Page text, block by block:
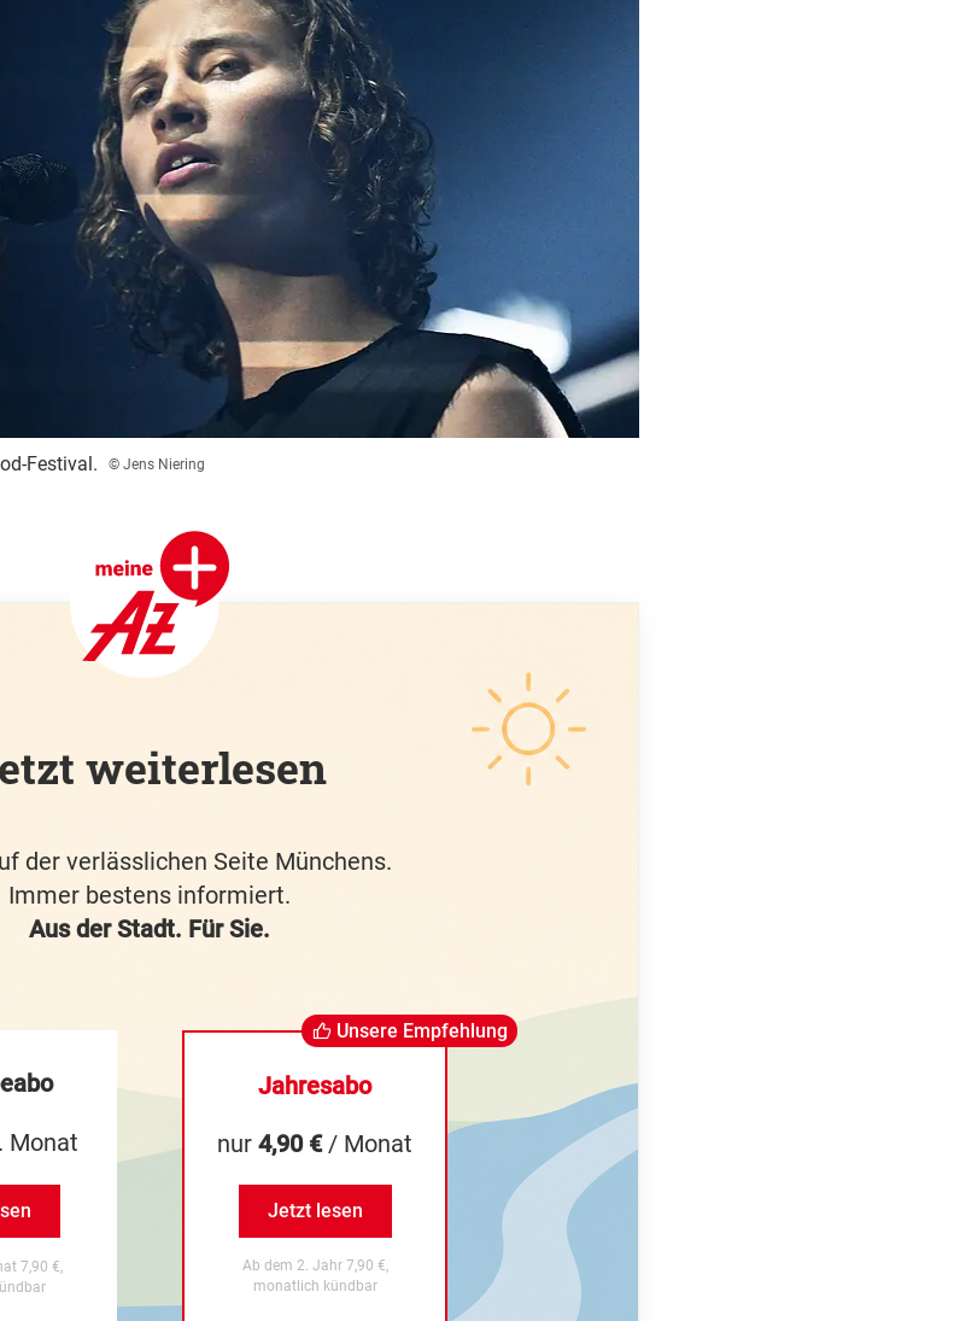
Festival. © Jens Niering
weiterlesen
der verlässlichen Seite Münchens.
Immer bestens informiert.
Aus der Stadt. Für Sie.
Monat
7,90 €,
Unsere Empfehlung
Jahresabo
nur4,90 €/ Monat
Jetzt lesen
Ab dem 2. Jahr 7,90 €,
monatlich kündbar